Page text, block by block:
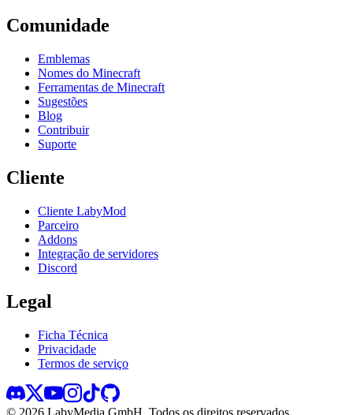
Comunidade
Emblemas
Nomes do Minecraft
Ferramentas de Minecraft
Sugestões
Blog
Contribuir
Suporte
Cliente
Cliente LabyMod
Parceiro
Addons
Integração de servidores
Discord
Legal
Ficha Técnica
Privacidade
Termos de serviço
© 2026 LabyMedia GmbH. Todos os direitos reservados.